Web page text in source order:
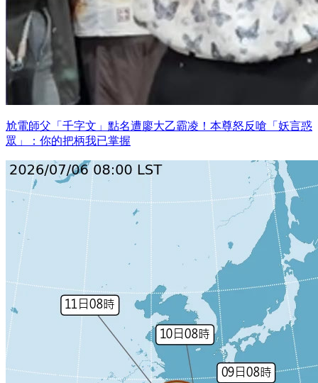
尬電師父「千字文」點名遭廖大乙霸凌！本尊怒反嗆「妖言惑
眾」：你的把柄我已掌握